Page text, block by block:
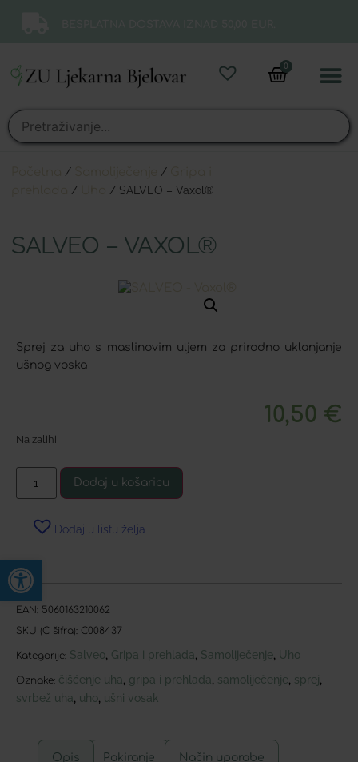
Open toolbar
0
/ /
/ / SALVEO – Vaxol®
SALVEO – VAXOL®
Sprej za uho s maslinovim uljem za prirodno uklanjanje
ušnog voska
10,50 €
Na zalihi
Dodaj u košaricu
Dodaj u listu želja
EAN: 5060163210062
SKU (C šifra): C008437
Kategorije: Salveo Gripa i prehlada Samoliječenje Uho
Oznake: čišćenje uha gripa i prehlada samoliječenje sprej
svrbež uha uho ušni vosak
Opis Pakiranje Način uporabe